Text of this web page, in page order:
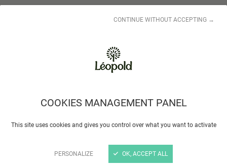
COOKIES MANAGEMENT PANEL
This site uses cookies and gives you control over what you want to activate
PERSONALIZE
CONTINUE WITHOUT ACCEPTING →
OK, ACCEPT ALL
13,46 €